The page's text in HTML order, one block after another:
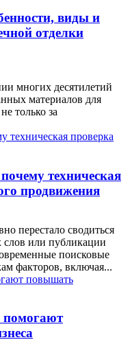
виды и
отделки
многих десятилетий
материалов для
только за
техническая
продвижения
перестало сводиться
или публикации
поисковые
факторов, включая...